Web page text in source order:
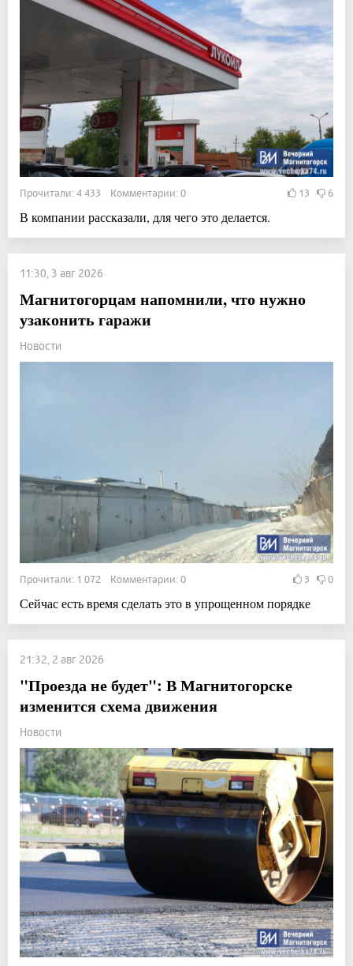
Прочитали: 4 433 Комментарии: 0 13 6
В компании рассказали, для чего это делается.
11:30, 3 авг 2026
Магнитогорцам напомнили, что нужно
узаконить гаражи
Новости
Прочитали: 1 072 Комментарии: 0 3 0
Сейчас есть время сделать это в упрощенном порядке
21:32, 2 авг 2026
"Проезда не будет": В Магнитогорске
изменится схема движения
Новости